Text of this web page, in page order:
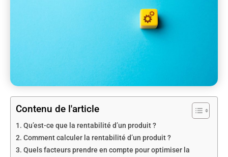
Contenu de l'article
Qu’est-ce que la rentabilité d’un produit ?
Comment calculer la rentabilité d’un produit ?
Quels facteurs prendre en compte pour optimiser la